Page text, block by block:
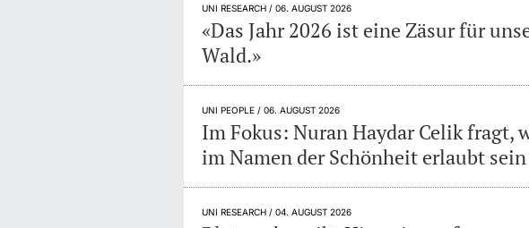
UNI RESEARCH / 06. AUGUST 2026
«Das Jahr 2026 ist eine Zäsur für
Wald.»
UNI PEOPLE / 06. AUGUST 2026
Im Fokus: Nuran Haydar Celik fragt,
im Namen der Schönheit erlaubt
UNI RESEARCH / 04. AUGUST 2026